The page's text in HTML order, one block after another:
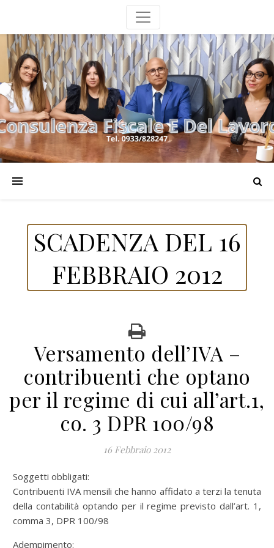
SCADENZA DEL 16
FEBBRAIO 2012
Versamento dell’IVA –
contribuenti che optano
per il regime di cui all’art.1,
co. 3 DPR 100/98
16 Febbraio 2012
Soggetti obbligati:
Contribuenti IVA mensili che hanno affidato a terzi la tenuta
della contabilità optando per il regime previsto dall’art. 1,
comma 3, DPR 100/98
Adempimento: